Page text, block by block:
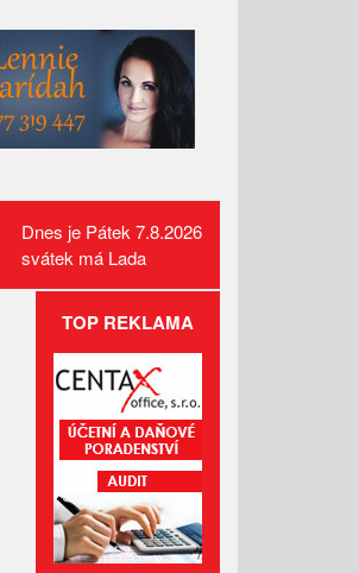
Požár pole v Lidečku vznikl při
sklizňových pracích. Oheň
zastavili hasiči
Kamerový systém nově dohlíží
na skatepark v Luhačovicích
Přehled kulturních akcí v okolí
Administrativní budova z
Valašska patří mezi nejlepší
Dnes je Pátek 7.8.2026
svátek má Lada
TOP REKLAMA